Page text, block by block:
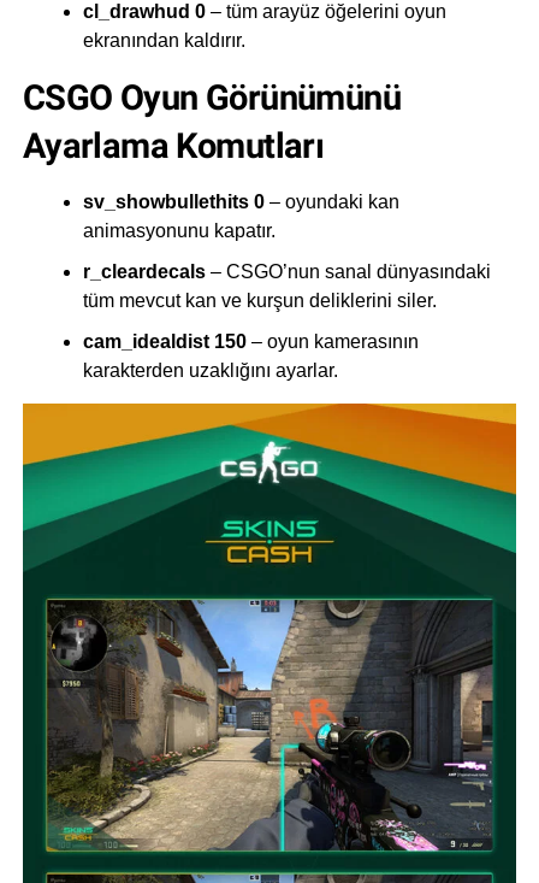
cl_drawhud 0– tüm arayüz öğelerini oyun
ekranından kaldırır.
CSGO Oyun Görünümünü
Ayarlama Komutları
sv_showbullethits 0 – oyundaki kan
animasyonunu kapatır.
r_cleardecals – CSGO’nun sanal dünyasındaki
tüm mevcut kan ve kurşun deliklerini siler.
cam_idealdist 150 – oyun kamerasının
karakterden uzaklığını ayarlar.